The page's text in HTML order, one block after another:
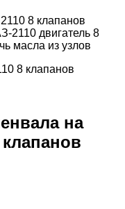
8 клапанов
2110 двигатель 8
масла из узлов
8 клапанов
на